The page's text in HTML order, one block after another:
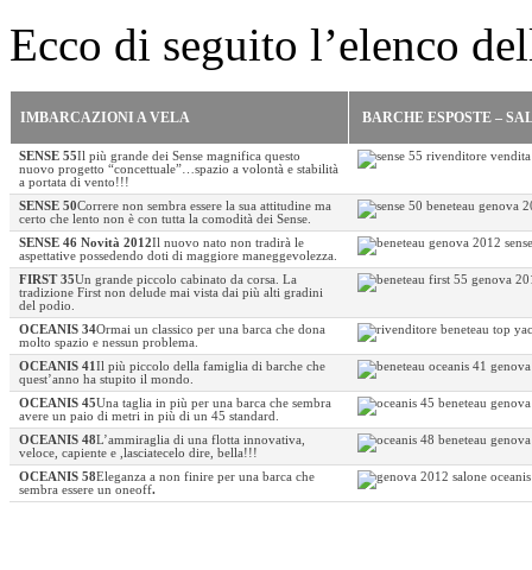
Ecco di seguito l’elenco
IMBARCAZIONI A VELA BARCHE ESPOSTE –
SENSE 55Il più grande dei Sense magnifica questo
nuovo progetto “concettuale”…spazio a volontà e stabilità
a portata di vento!!!
SENSE 50Correre non sembra essere la sua attitudine ma
certo che lento non è con tutta la comodità dei Sense.
SENSE 46 Novità 2012Il nuovo nato non tradirà le
aspettative possedendo doti di maggiore maneggevolezza.
FIRST 35Un grande piccolo cabinato da corsa. La
tradizione First non delude mai vista dai più alti gradini
del podio.
OCEANIS 34Ormai un classico per una barca che dona
molto spazio e nessun problema.
OCEANIS 41Il più piccolo della famiglia di barche che
quest’anno ha stupito il mondo.
OCEANIS 45Una taglia in più per una barca che sembra
avere un paio di metri in più di un 45 standard.
OCEANIS 48L’ammiraglia di una flotta innovativa,
veloce, capiente e ,lasciatecelo dire, bella!!!
OCEANIS 58Eleganza a non finire per una barca che
sembra essere un oneoff.